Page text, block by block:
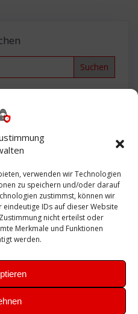
verwenden wir Technologien
zu speichern und/oder darauf
zustimmst, können wir
IDs auf dieser Website
nicht erteilst oder
Merkmale und Funktionen
werden.
Search
Fritzbox
Server Sicherheit
SSL Ubuntu
VCenter VCSA Veeam
Windows